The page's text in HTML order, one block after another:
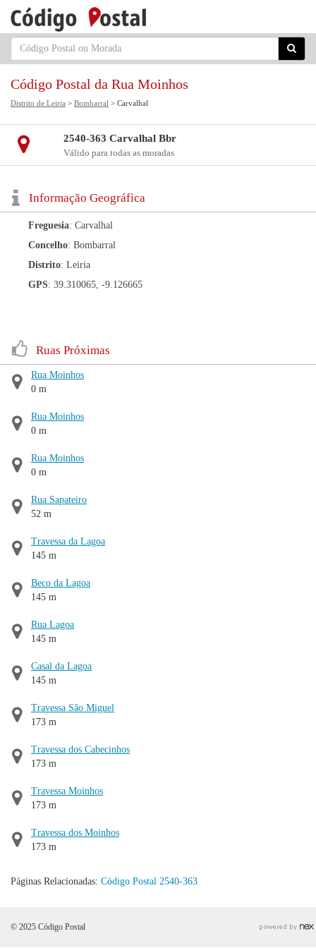
Código Postal da Rua Moinhos
Distrito de Leiria > Bombarral > Carvalhal
2540-363 Carvalhal Bbr
Válido para todas as moradas
Informação Geográfica
Freguesia: Carvalhal
Concelho: Bombarral
Distrito: Leiria
GPS: 39.310065, -9.126665
Ruas Próximas
Rua Moinhos
0 m
Rua Moinhos
0 m
Rua Moinhos
0 m
Rua Sapateiro
52 m
Travessa da Lagoa
145 m
Beco da Lagoa
145 m
Rua Lagoa
145 m
Casal da Lagoa
145 m
Travessa São Miguel
173 m
Travessa dos Cabecinhos
173 m
Travessa Moinhos
173 m
Travessa dos Moinhos
173 m
Páginas Relacionadas: Código Postal 2540-363
© 2025 Código Postal